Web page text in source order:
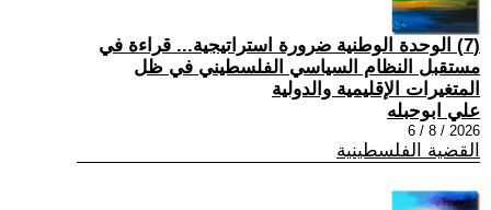
(7) الوحدة الوطنية ضرورة استراتيجية... قراءة في
مستقبل النظام السياسي الفلسطيني في ظل
المتغيرات الإقليمية والدولية
علي ابوحبله
2026 / 8 / 6
القضية الفلسطينية